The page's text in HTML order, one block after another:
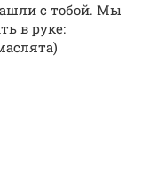
с тобой. Мы
в руке: